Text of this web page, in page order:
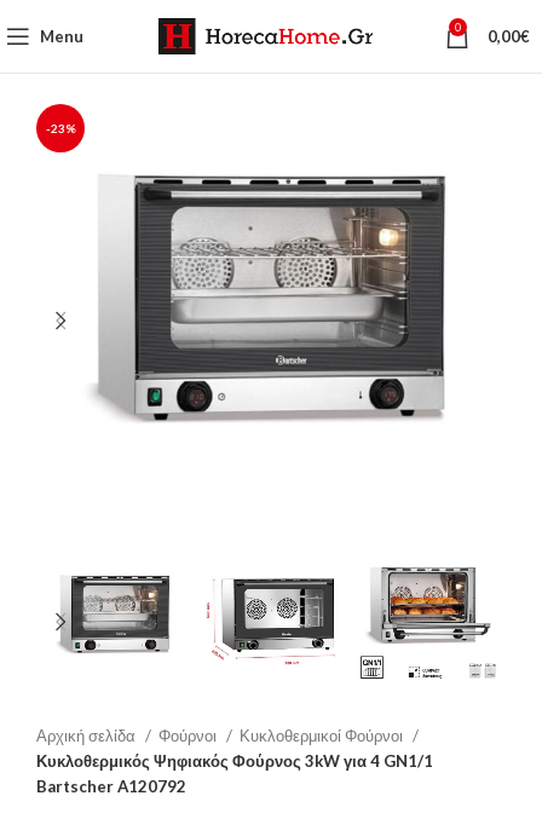
Menu 0 0,00€
-23%
Αρχική σελίδα Φούρνοι
Κυκλοθερμικοί Φούρνοι
Κυκλοθερμικός Ψηφιακός Φούρνος 3kW για 4 GN1/1
Bartscher A120792